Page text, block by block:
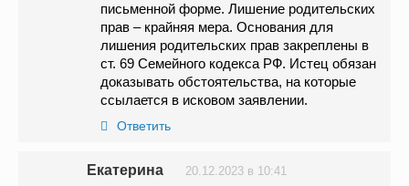
письменной форме. Лишение родительских
прав – крайняя мера. Основания для
лишения родительских прав закреплены в
ст. 69 Семейного кодекса РФ. Истец обязан
доказывать обстоятельства, на которые
ссылается в исковом заявлении.
Ответить
Екатерина 20.12.2023 в 10:41